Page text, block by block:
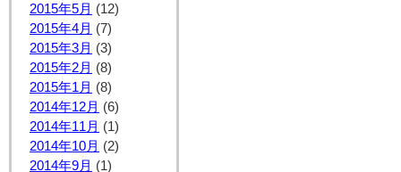
2015年5月 (12)
2015年4月 (7)
2015年3月 (3)
2015年2月 (8)
2015年1月 (8)
2014年12月 (6)
2014年11月 (1)
2014年10月 (2)
2014年9月 (1)